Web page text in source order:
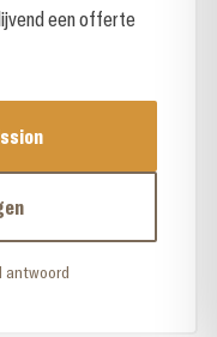
een offerte
antwoord